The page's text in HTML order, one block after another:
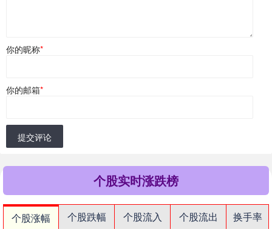
你的昵称*
你的邮箱*
提交评论
个股实时涨跌榜
个股涨幅 个股跌幅 个股流入 个股流出
换手率